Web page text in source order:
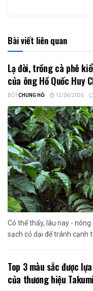
Bài viết liên quan
Lạ đời, trồng cà phê
của ông Hồ Quốc Huy
BỞI CHUNG HỒ 12/06/2026
Có thể thấy, lâu nay -
sạch cỏ dại để tránh cạnh
Top 3 màu sắc được
của thương hiệu